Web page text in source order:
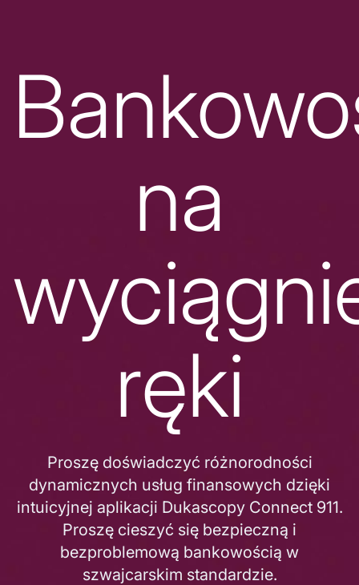
na
ręki
Proszę doświadczyć różnorodności
dynamicznych usług finansowych dzięki
intuicyjnej aplikacji Dukascopy Connect 911.
Proszę cieszyć się bezpieczną i
bezproblemową bankowością w
szwajcarskim standardzie.